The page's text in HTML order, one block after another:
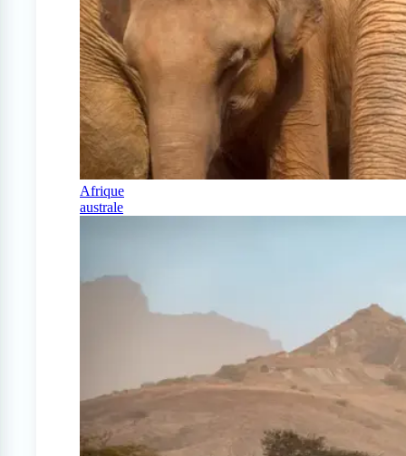
Afrique
australe